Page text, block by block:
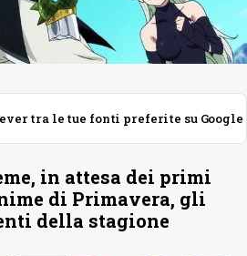
tra le tue fonti preferite su Google
in attesa dei primi
di Primavera, gli
della stagione